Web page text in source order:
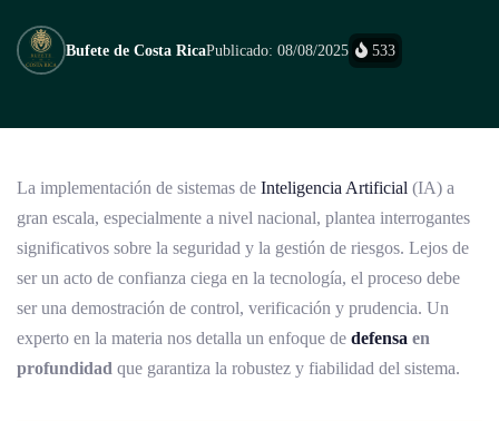
Bufete de Costa RicaPublicado: 08/08/2025 533
La implementación de sistemas de Inteligencia Artificial (IA) a
gran escala, especialmente a nivel nacional, plantea interrogantes
significativos sobre la seguridad y la gestión de riesgos. Lejos de
ser un acto de confianza ciega en la tecnología, el proceso debe
ser una demostración de control, verificación y prudencia. Un
experto en la materia nos detalla un enfoque de defensa en
profundidad que garantiza la robustez y fiabilidad del sistema.